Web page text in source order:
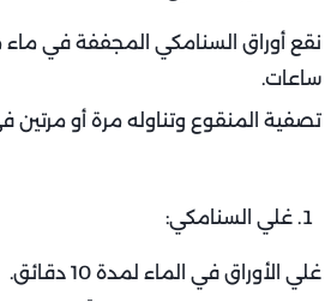
ساعات.
تصفية المنقوع وتناوله مرة أو مرتين
غلي السنامكي:
غلي الأوراق في الماء لمدة 10 دقائق.